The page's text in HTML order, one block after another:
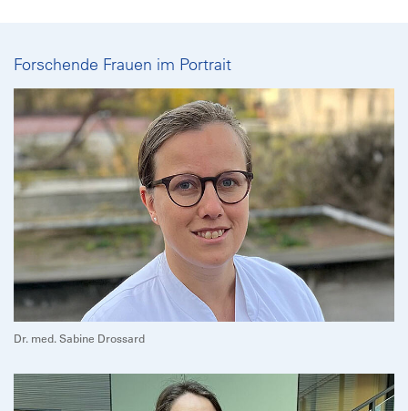
Forschende Frauen im Portrait
Dr. med. Sabine Drossard